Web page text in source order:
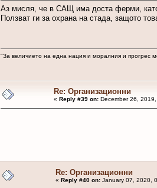
Аз мисля, че в САЩ има доста ферми,
Ползват ги за охрана на стада, защото
"За величието на една нация и моралния и прогрес
Re: Организационни
« Reply #39 on:December 26,
Re: Организационни
« Reply #40 on:January 07, 2020,